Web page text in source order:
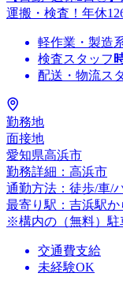
運搬・検査！年休
軽作業・製造
検査スタッフ
配送・物流ス
勤務地
面接地
愛知県高浜市
勤務詳細：高浜市
通勤方法：徒歩/車/
最寄り駅：吉浜駅か
※構内の（無料）駐
交通費支給
未経験OK